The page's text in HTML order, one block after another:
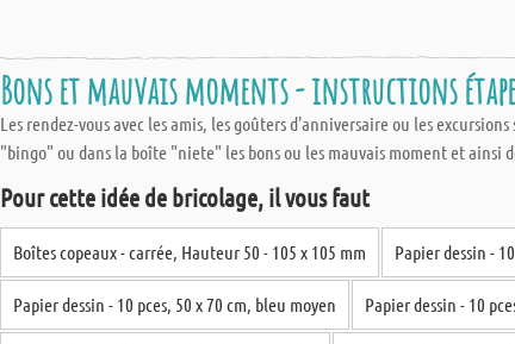
Bons et mauvais moments - instructions étape
Les rendez-vous avec les amis, les goûters d'anniversaire ou les
"bingo" ou dans la boîte "niete" les bons ou les mauvais moment et ainsi
Pour cette idée de bricolage, il vous faut
Boîtes copeaux - carrée, Hauteur 50 - 105 x 105 mm Papier dessin -
Papier dessin - 10 pces, 50 x 70 cm, bleu moyen Papier dessin - 10